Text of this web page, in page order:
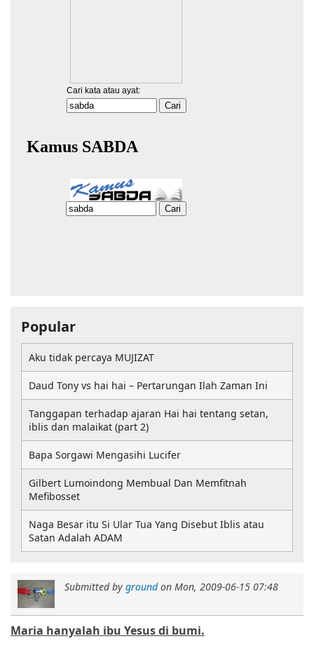
Submitted bygroundon Mon, 2009-06-15 07:48
Maria hanyalah ibu Yesus di bumi.
Popular
Aku tidak percaya MUJIZAT
Daud Tony vs hai hai – Pertarungan Ilah Zaman Ini
Tanggapan terhadap ajaran Hai hai tentang setan,
iblis dan malaikat (part 2)
Bapa Sorgawi Mengasihi Lucifer
Gilbert Lumoindong Membual Dan Memfitnah
Mefibosset
Naga Besar itu Si Ular Tua Yang Disebut Iblis atau
Satan Adalah ADAM